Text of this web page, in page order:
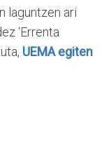
laguntzen ari
‘Errenta
UEMA egiten